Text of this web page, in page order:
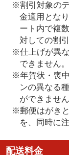
※割引対象の
金適用とな
ート内で複
対しての割
※仕上げが異
できません。
※年賀状・喪
ンの異なる
ができません
※郵便はがき
を、同時に
配送料金